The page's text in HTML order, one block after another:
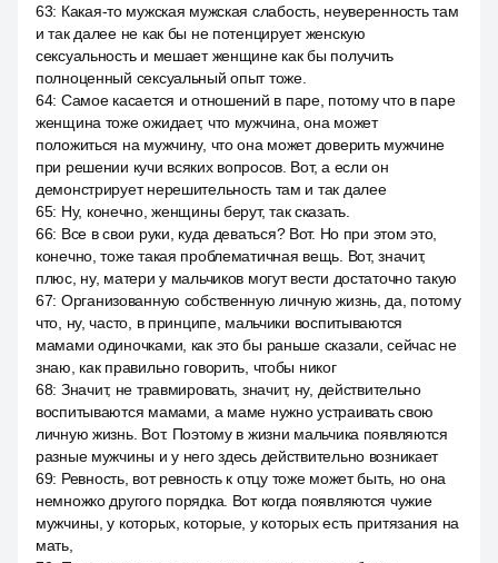
63: Какая-то мужская мужская слабость, неуверенность там
и так далее не как бы не потенцирует женскую
сексуальность и мешает женщине как бы получить
полноценный сексуальный опыт тоже.
64: Самое касается и отношений в паре, потому что в паре
женщина тоже ожидает, что мужчина, она может
положиться на мужчину, что она может доверить мужчине
при решении кучи всяких вопросов. Вот, а если он
демонстрирует нерешительность там и так далее
65: Ну, конечно, женщины берут, так сказать.
66: Все в свои руки, куда деваться? Вот. Но при этом это,
конечно, тоже такая проблематичная вещь. Вот, значит,
плюс, ну, матери у мальчиков могут вести достаточно такую
67: Организованную собственную личную жизнь, да, потому
что, ну, часто, в принципе, мальчики воспитываются
мамами одиночками, как это бы раньше сказали, сейчас не
знаю, как правильно говорить, чтобы никог
68: Значит, не травмировать, значит, ну, действительно
воспитываются мамами, а маме нужно устраивать свою
личную жизнь. Вот. Поэтому в жизни мальчика появляются
разные мужчины и у него здесь действительно возникает
69: Ревность, вот ревность к отцу тоже может быть, но она
немножко другого порядка. Вот когда появляются чужие
мужчины, у которых, которые, у которых есть притязания на
мать,